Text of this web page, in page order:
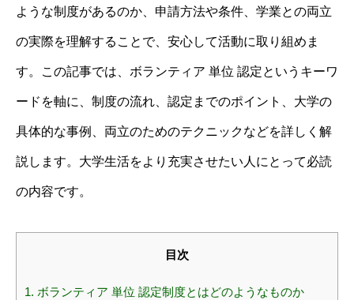
ような制度があるのか、申請方法や条件、学業との両立
の実際を理解することで、安心して活動に取り組めま
す。この記事では、ボランティア 単位 認定というキーワ
ードを軸に、制度の流れ、認定までのポイント、大学の
具体的な事例、両立のためのテクニックなどを詳しく解
説します。大学生活をより充実させたい人にとって必読
の内容です。
目次
1. ボランティア 単位 認定制度とはどのようなものか